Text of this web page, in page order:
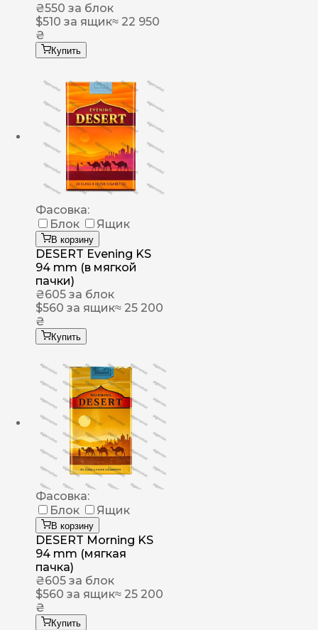
₴550 за блок
$510 за ящик≈ 22 950
₴
Купить
Фасовка:
Блок
Ящик
В корзину
DESERT Evening KS
94 mm (в мягкой
пачки)
₴605 за блок
$560 за ящик≈ 25 200
₴
Купить
Фасовка:
Блок
Ящик
В корзину
DESERT Morning KS
94 mm (мягкая
пачка)
₴605 за блок
$560 за ящик≈ 25 200
₴
Купить